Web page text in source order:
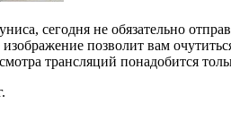
сегодня не обязательно
позволит вам
трансляций понадобится